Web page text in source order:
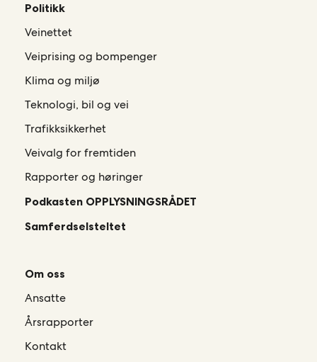
Politikk
Veinettet
Veiprising og bompenger
Klima og miljø
Teknologi, bil og vei
Trafikksikkerhet
Veivalg for fremtiden
Rapporter og høringer
Podkasten OPPLYSNINGSRÅDET
Samferdselsteltet
Om oss
Ansatte
Årsrapporter
Kontakt